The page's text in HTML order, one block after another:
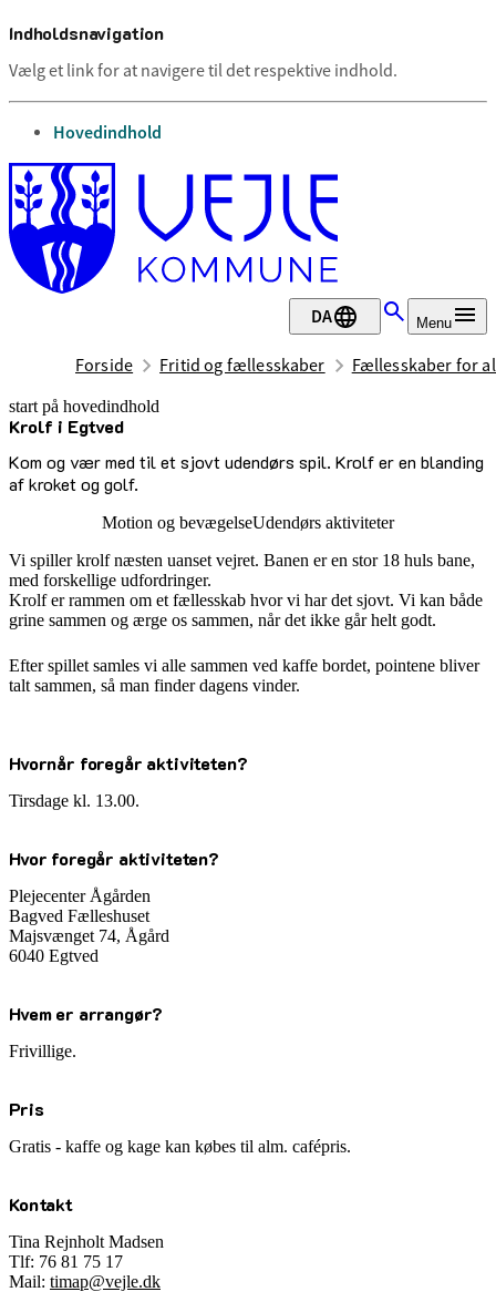
Indholdsnavigation
Vælg et link for at navigere til det respektive indhold.
gå til
Hovedindhold
DA Menu
Forside Fritid og fællesskaber Fællesskaber for
start på hovedindhold
Krolf i Egtved
Kom og vær med til et sjovt udendørs spil. Krolf er en blanding
af kroket og golf.
senest opdateret 2. juli 2026
Motion og bevægelseUdendørs aktiviteter
Vi spiller krolf næsten uanset vejret. Banen er en stor 18 huls bane,
med forskellige udfordringer.
Krolf er rammen om et fællesskab hvor vi har det sjovt. Vi kan både
grine sammen og ærge os sammen, når det ikke går helt godt.
Efter spillet samles vi alle sammen ved kaffe bordet, pointene bliver
talt sammen, så man finder dagens vinder.
Hvornår foregår aktiviteten?
Tirsdage kl. 13.00.
Hvor foregår aktiviteten?
Plejecenter Ågården
Bagved Fælleshuset
Majsvænget 74, Ågård
6040 Egtved
Hvem er arrangør?
Frivillige.
Pris
Gratis - kaffe og kage kan købes til alm. cafépris.
Kontakt
Tina Rejnholt Madsen
Tlf: 76 81 75 17
Mail: timap@vejle.dk